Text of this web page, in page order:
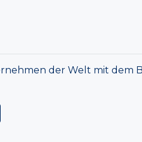
der Welt mit dem